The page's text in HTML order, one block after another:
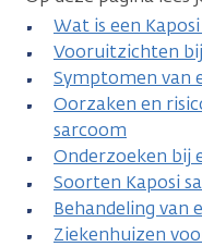
Wat is een
Vooruitzichten
Symptomen van
Oorzaken en
sarcoom
Onderzoeken bij
Soorten Kaposi
Behandeling van
Ziekenhuizen